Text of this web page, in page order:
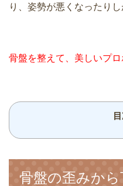
り、姿勢が悪くなったりし
骨盤を整えて、美しいプ
骨盤の歪みか